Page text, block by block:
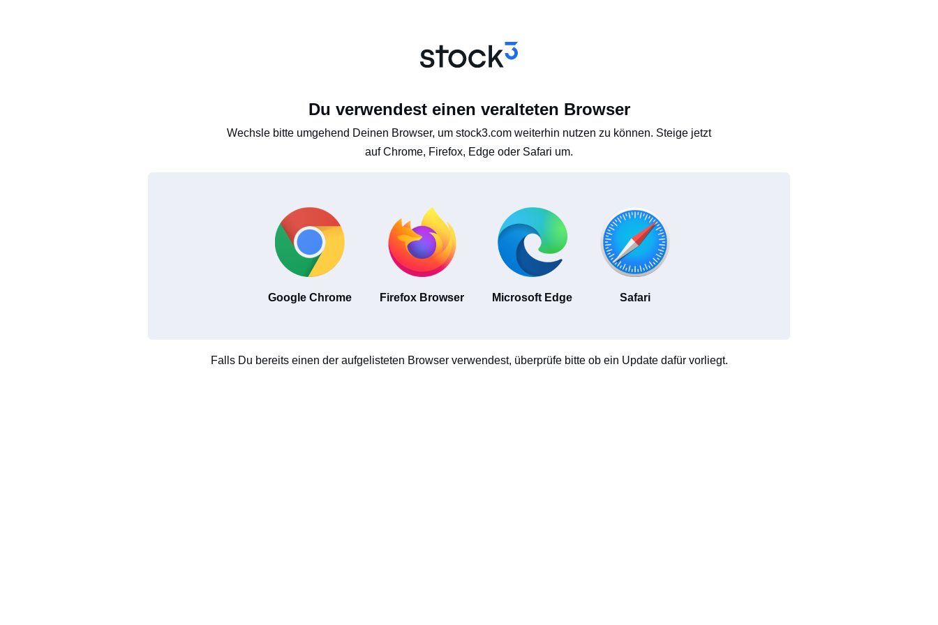
Du verwendest einen veralteten Browser
Wechsle bitte umgehend Deinen Browser, um stock3.com weiterhin nutzen zu können. Steige jetzt
auf Chrome, Firefox, Edge oder Safari um.
Google Chrome Firefox Browser Microsoft Edge Safari
Falls Du bereits einen der aufgelisteten Browser verwendest, überprüfe bitte ob ein Update dafür vorliegt.